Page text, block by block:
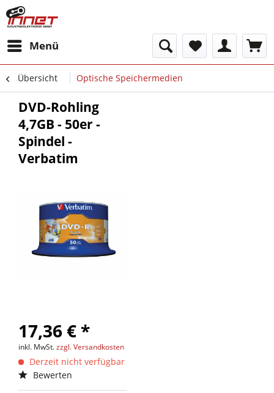
Menü
Übersicht Optische Speichermedien
DVD-Rohling
4,7GB - 50er -
Spindel -
Verbatim
17,36 € *
inkl. MwSt.zzgl. Versandkosten
Derzeit nicht verfügbar
Bewerten